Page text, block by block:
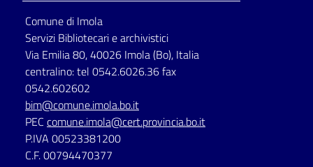
Seguici
su
Comune di Imola
Servizi Bibliotecari e archivistici
Via Emilia 80, 40026 Imola (Bo), Italia
centralino: tel 0542.6026.36 fax
0542.602602
bim@comune.imola.bo.it
PEC comune.imola@cert.provincia.bo.it
P.IVA 00523381200
C.F. 00794470377